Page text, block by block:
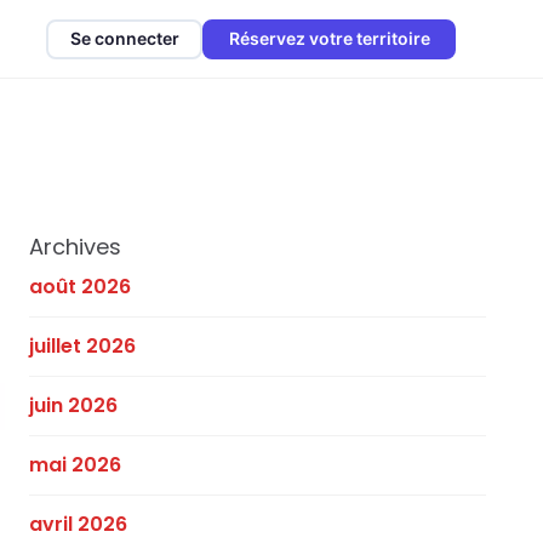
Se connecter Réservez votre territoire
Archives
août 2026
juillet 2026
juin 2026
mai 2026
avril 2026